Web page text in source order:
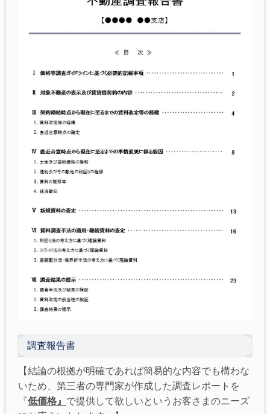
調査報告書
【結論の根拠が明確であれば簡易的な内容でも構わな
いため、第三者の専門家が作成した調査レポートを
『低価格』 で提供して欲しいというお客さまのニーズ